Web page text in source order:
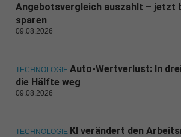
Angebotsvergleich auszahlt – jetzt
sparen
09.08.2026
TECHNOLOGIE Auto-Wertverlust: In
die Hälfte weg
09.08.2026
TECHNOLOGIE KI verändert den